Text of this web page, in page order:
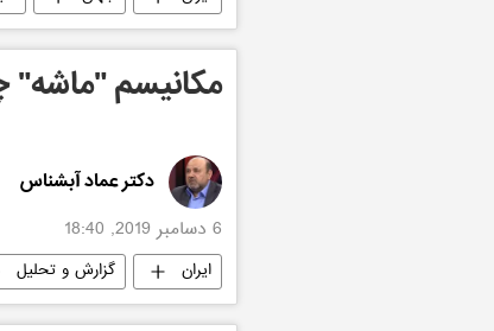
مکانیسم "ماشه"
دکتر عماد آبشناس
6 دسامبر 2019, 18:40
ایران گزارش و تحلیل